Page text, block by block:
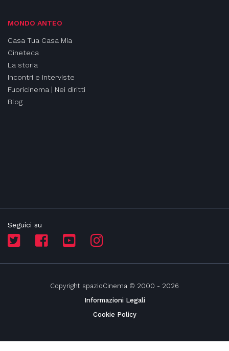
MONDO ANTEO
Casa Tua Casa Mia
Cineteca
La storia
Incontri e interviste
Fuoricinema | Nei diritti
Blog
Seguici su
Copyright spazioCinema © 2000 - 2026
Informazioni Legali
Cookie Policy